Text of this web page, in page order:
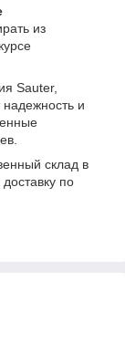
из
Sauter,
и
склад в
по